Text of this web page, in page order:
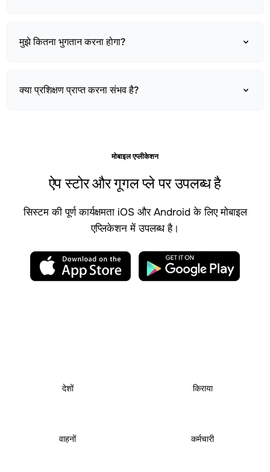
मुझे कितना भुगतान करना होगा?
क्या प्रशिक्षण प्राप्त करना संभव है?
मोबाइल एप्लीकेशन
ऐप स्टोर और गूगल प्ले पर उपलब्ध है
सिस्टम की पूर्ण कार्यक्षमता iOS और Android के लिए मोबाइल
एप्लिकेशन में उपलब्ध है।
देशों किराया
वाहनों कर्मचारी